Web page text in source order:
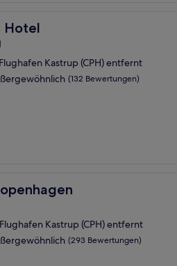
Hotel
Kastrup (CPH) entfernt
(132 Bewertungen)
Kastrup (CPH) entfernt
(293 Bewertungen)